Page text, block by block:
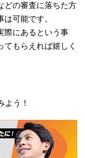
どの審査に落ちた方
可能です。
際にあるという事
もらえれば嬉しく
よう！